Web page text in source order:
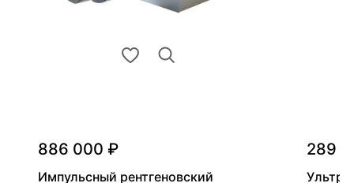
886 000 ₽
Импульсный рентгеновский
289